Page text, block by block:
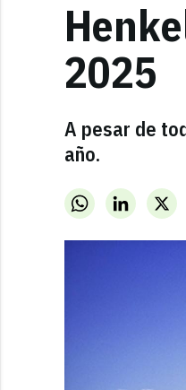
2025
A pesar de
año.
WhatsAppLinkedInX